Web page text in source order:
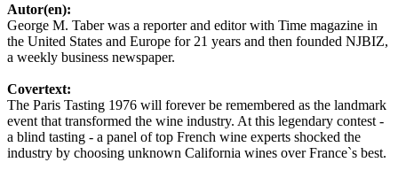
Autor(en):
George M. Taber was a reporter and editor with Time magazine in
the United States and Europe for 21 years and then founded NJBIZ,
a weekly business newspaper.
Covertext:
The Paris Tasting 1976 will forever be remembered as the landmark
event that transformed the wine industry. At this legendary contest -
a blind tasting - a panel of top French wine experts shocked the
industry by choosing unknown California wines over France`s best.